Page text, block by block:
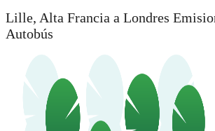
Lille, Alta Francia a Londres
Autobús